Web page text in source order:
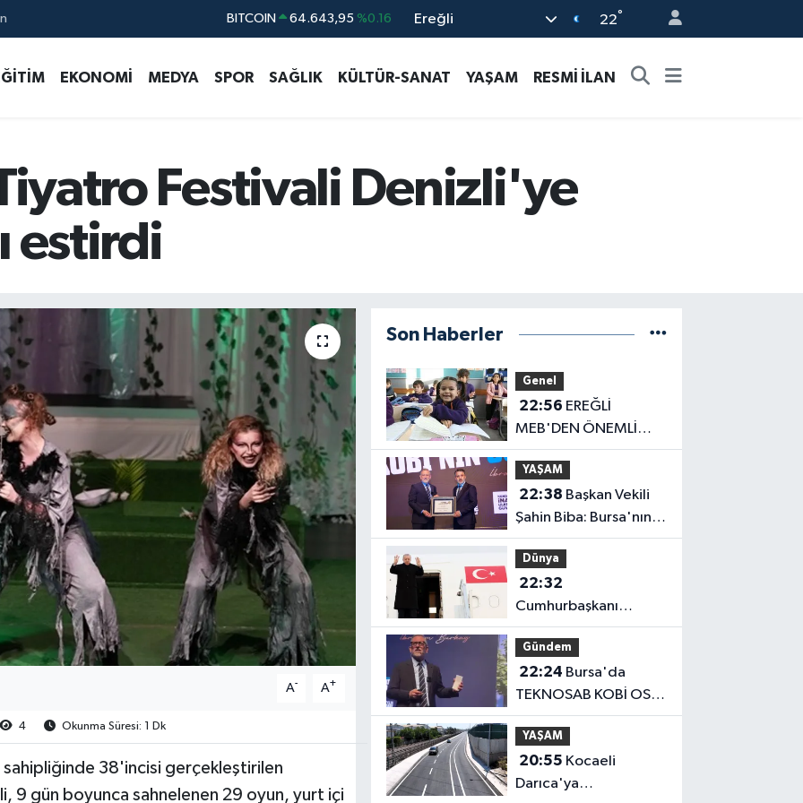
DOLAR 47,6704 %0 Ereğli 22°
EKONOMİ MEDYA SPOR SAĞLIK KÜLTÜR-SANAT YAŞAM RESMİ İLAN
Festivali Denizli'ye
estirdi
A- A+
4 Okunma Süresi: 1 Dk
sahipliğinde 38'incisi gerçekleştirilen
9 gün boyunca sahnelenen 29 oyun, yurt içi
Son Haberler
Genel
22:56
MEB'DEN ÖNEMLİ
AÇIKLAMA
YAŞAM
22:38
Şahin Biba: Bursa'nın
geleceğini bütüncül
anlayışla planlıyoruz
Dünya
22:32
Cumhurbaşkanı
Erdoğan, Suudi
Arabistan yolcusu
Gündem
22:24
TEKNOSAB KOBİ OSB
tanıtıldı... Bursa'nın
kalkınma
yolculuğunda yeni
dönem
YAŞAM
20:55
Darıca'ya